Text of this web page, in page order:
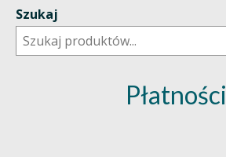
Szukaj
Płatności